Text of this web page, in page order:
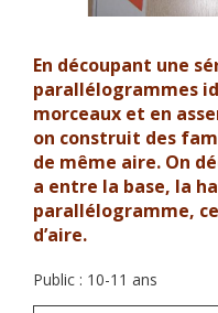
En découpant une
parallélogrammes
morceaux et en
on construit des
de même aire. On
a entre la base, la
parallélogramme,
d’aire.
Public : 10-11 ans